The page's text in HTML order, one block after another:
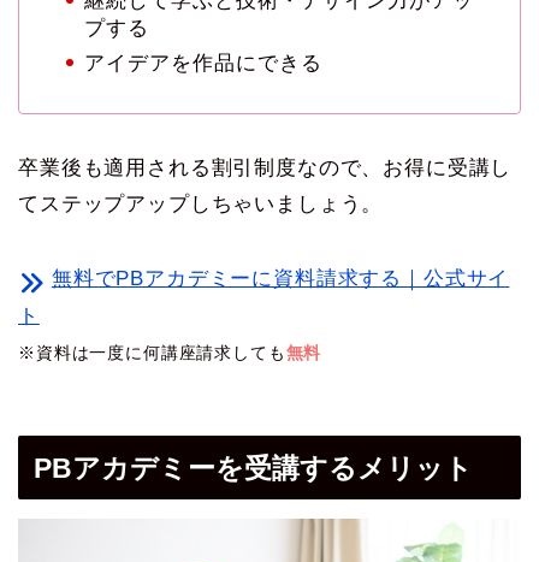
プする
アイデアを作品にできる
卒業後も適用される割引制度なので、お得に受講し
てステップアップしちゃいましょう。
無料でPBアカデミーに資料請求する｜公式サイ
ト
※資料は一度に何講座請求しても無料
PBアカデミーを受講するメリット